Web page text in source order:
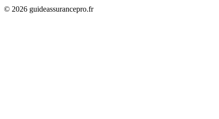
© 2026 guideassurancepro.fr